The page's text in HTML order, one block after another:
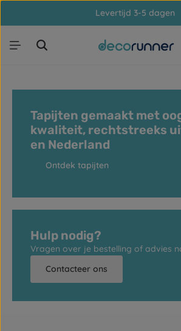
Ga naar de hoofdinhoudLevertijd 3-5 dagen
Tapijten gemaakt met
kwaliteit, rechtstreeks
en Nederland
Ontdek tapijten
Hulp nodig?
Vragen over je bestelling of advies
Contacteer ons